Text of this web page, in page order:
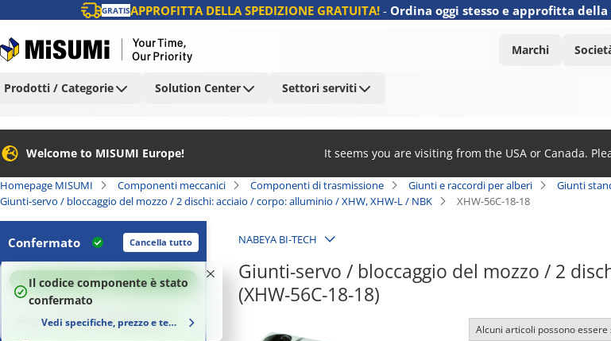
GRATISAPPROFITTA DELLA SPEDIZIONE GRATUITA! - Ordina oggi stesso e approfitta
Marchi
Prodotti / Categorie Solution Center Settori serviti
Welcome to MISUMI Europe! It seems you are visiting from the USA or Canada.
Homepage MISUMI Componenti meccanici Componenti di trasmissione Giunti e raccordi per alberi
Giunti
Giunti-servo / bloccaggio del mozzo / 2 dischi: acciaio / corpo: alluminio / XHW, XHW-L / NBK
XHW-56C-18-18
Confermato Cancella tutto
100%
Il codice componente è stato
confermato
Vedi specifiche, prezzo e tempi di consegna
Gamma coppia ammessa (N•m)
NABEYA BI-TECH
Giunti-servo / bloccaggio del mozzo / 2
(XHW-56C-18-18)
Alcuni articoli possono